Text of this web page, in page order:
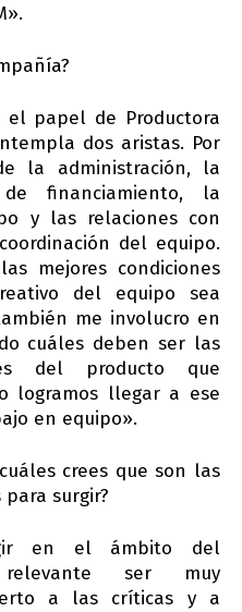
el papel de Productora
dos aristas. Por
la administración, la
financiamiento, la
y las relaciones con
del equipo.
mejores condiciones
del equipo sea
me involucro en
cuáles deben ser las
del producto que
logramos llegar a ese
en equipo».
crees que son las
surgir?
en el ámbito del
relevante ser muy
a las críticas y a